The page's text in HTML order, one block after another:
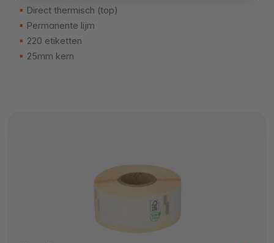
Direct thermisch (top)
Permanente lijm
220 etiketten
25mm kern